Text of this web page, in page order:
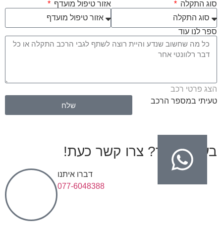
סוג התקלה
אזור טיפול מועדף
ספר לנו עוד
הצג פרטי רכב
טעיתי במספר הרכב
שלח
בעיות בגיר? צרו קשר כעת!
דברו איתנו
077-6048388